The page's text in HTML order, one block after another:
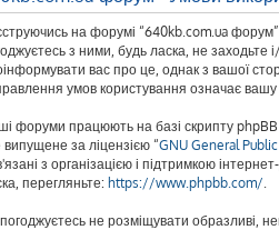
на форумі “640kb.com.ua
з ними, будь ласка, не
вас про це, однак з вашої
умов користування означає вашу
форуми працюють на базі скрипту phpBB
випущене за ліцензією “GNU General
з організацією і підтримкою
перегляньте: https://www.phpbb.com/.
не розміщувати образливі,